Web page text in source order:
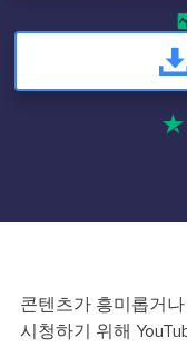

콘텐츠가 흥미롭거
시청하기 위해